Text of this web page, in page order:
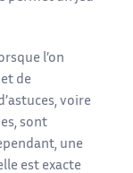
l’on
de
voire
sont
une
est exacte